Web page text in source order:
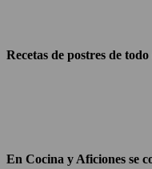
Recetas de postres de
En Cocina y Aficiones se